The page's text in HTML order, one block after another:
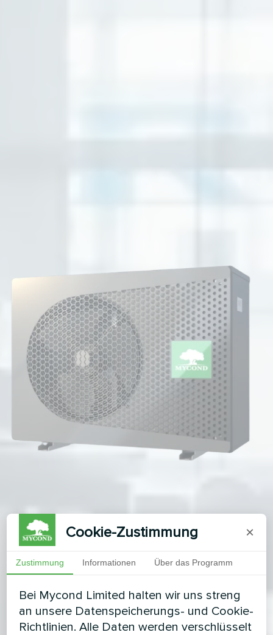
Cookie-Zustimmung ×
Zustimmung Informationen Über das Programm
Bei Mycond Limited halten wir uns streng
an unsere Datenspeicherungs- und Cookie-
Richtlinien. Alle Daten werden verschlüsselt